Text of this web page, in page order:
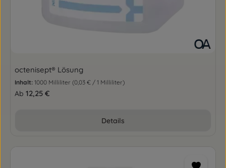
octenisept® Lösung
Inhalt: 1000 Milliliter (0,03 € / 1 Milliliter)
Regulärer Preis:
Ab 12,25 €
Details